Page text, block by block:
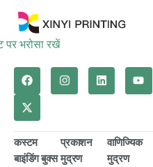
पर भरोसा रखें
कस्टम
बाइंडिंग बुक्स
प्रकाशन
मुद्रण
वाणिज्यिक
मुद्रण